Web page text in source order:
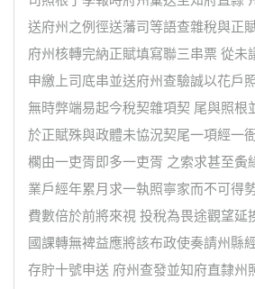
送府州之例徑送藩司等語查雜稅與正
府州核轉完納正賦填寫聯三串票 從未
申繳上司底串並送府州查驗誠以花戶
無時弊端易起今稅契雜項契 尾與照根
於正賦殊與政體未協況契尾一項經一
櫊由一吏胥即多一吏胥 之索求甚至夤
業戶經年累月求一執照寧家而不可得
費數倍於前將來視 投稅為畏途觀望延
國課轉無裨益應將該布政使奏請州縣
存貯十號申送 府州查發並知府直隸州